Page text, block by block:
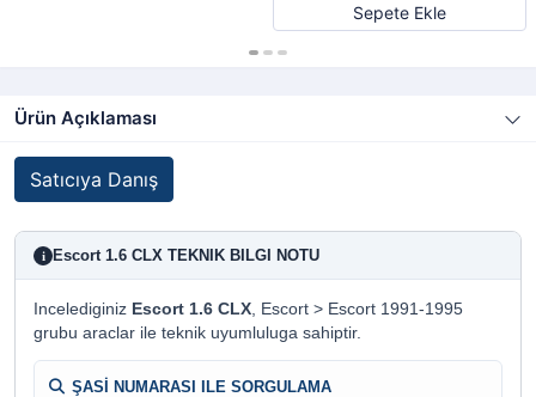
Sepete Ekle
Ürün Açıklaması
Satıcıya Danış
i Escort 1.6 CLX TEKNIK BILGI NOTU
Incelediginiz Escort 1.6 CLX, Escort > Escort 1991-1995
grubu araclar ile teknik uyumluluga sahiptir.
ŞASİ NUMARASI ILE SORGULAMA